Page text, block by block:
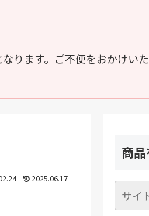
ります。ご不便をおかけい
2025.06.17
商